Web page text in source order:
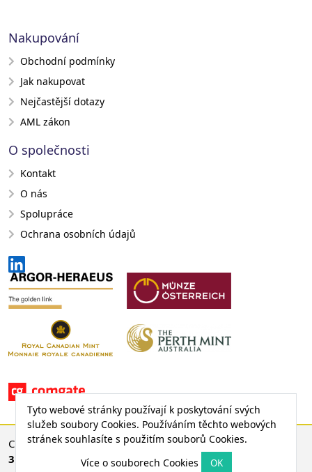
Tyto webové stránky používají k poskytování svých
služeb soubory Cookies. Používáním těchto webových
stránek souhlasíte s použitím souborů Cookies.
Více o souborech Cookies
Nakupování
Obchodní podmínky
Jak nakupovat
Nejčastější dotazy
AML zákon
O společnosti
Kontakt
O nás
Spolupráce
Ochrana osobních údajů
© 2008 - 2026 EMS Gold Investments, s. r. o.
CENA ZLATA
3 745,01 €
49,96 € (1,35 %)